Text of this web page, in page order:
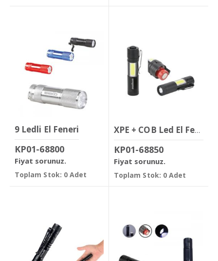
9 Ledli El Feneri
KP01-68800
Fiyat sorunuz.
Toplam Stok: 0 Adet
XPE + COB Led El Feneri
KP01-68850
Fiyat sorunuz.
Toplam Stok: 0 Adet